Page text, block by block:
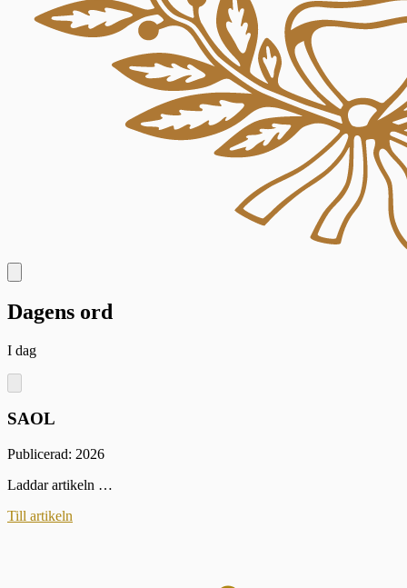
Dagens ord
I dag
SAOL
Publicerad: 2026
Laddar artikeln …
Till artikeln